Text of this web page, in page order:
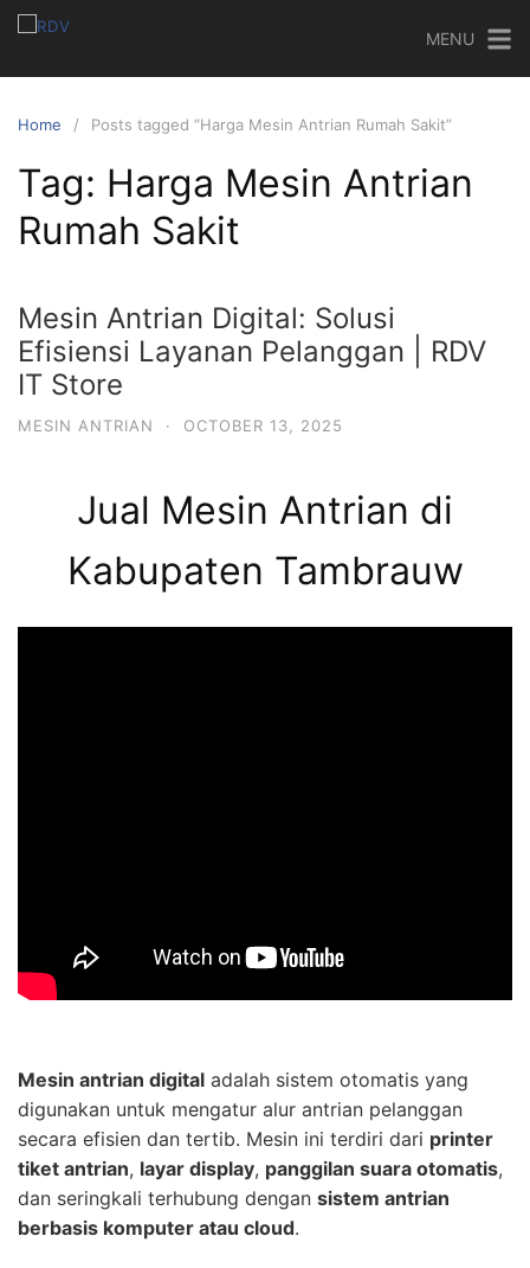
MENU
Home Posts tagged “Harga Mesin Antrian Rumah Sakit”
Tag: Harga Mesin Antrian
Rumah Sakit
Mesin Antrian Digital: Solusi
Efisiensi Layanan Pelanggan | RDV
IT Store
MESIN ANTRIAN · OCTOBER 13, 2025
Jual Mesin Antrian di
Kabupaten Tambrauw
Mesin antrian digital adalah sistem otomatis yang
digunakan untuk mengatur alur antrian pelanggan
secara efisien dan tertib. Mesin ini terdiri dari printer
tiket antrian, layar display, panggilan suara otomatis,
dan seringkali terhubung dengan sistem antrian
berbasis komputer atau cloud.